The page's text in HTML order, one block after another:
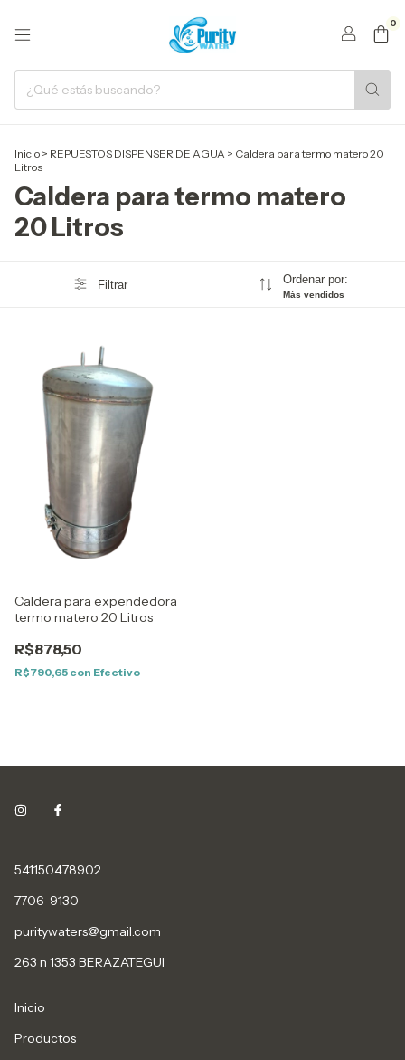
0
Inicio > REPUESTOS DISPENSER DE AGUA > Caldera para termo matero 20
Litros
Caldera para termo matero
20 Litros
Filtrar Ordenar por:
Más vendidos
Caldera para expendedora
termo matero 20 Litros
R$878,50
R$790,65 con Efectivo
541150478902
7706-9130
puritywaters@gmail.com
263 n 1353 BERAZATEGUI
Inicio
Productos